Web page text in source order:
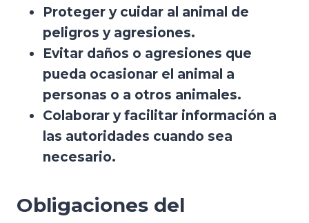
Proteger y cuidar al animal de
peligros y agresiones.
Evitar daños o agresiones que
pueda ocasionar el animal a
personas o a otros animales.
Colaborar y facilitar información a
las autoridades cuando sea
necesario.
Obligaciones del